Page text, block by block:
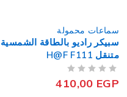
سماعات محمولة
سبيكر بلوتوث متنقل جي بي إل
مقاوم للماء Clip 4
2.349,00 EGP